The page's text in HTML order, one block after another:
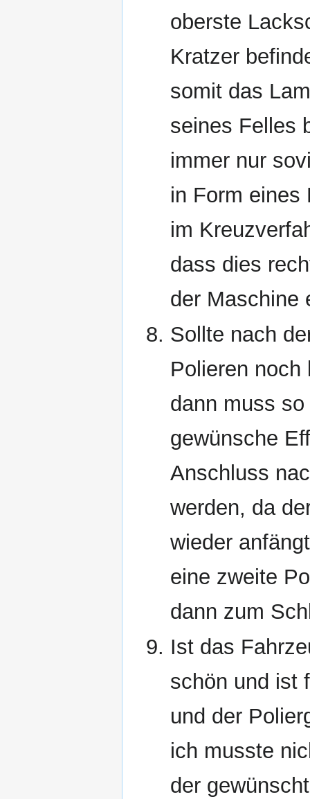
oberste
Kratzer
somit das
seines Felles
immer nur
in Form eines
im
dass dies
der Maschine
Sollte nach
Polieren noch
dann muss
gewünsche
Anschluss
werden, da
wieder
eine zweite
dann zum
Ist das
schön und ist
und der
ich musste
der